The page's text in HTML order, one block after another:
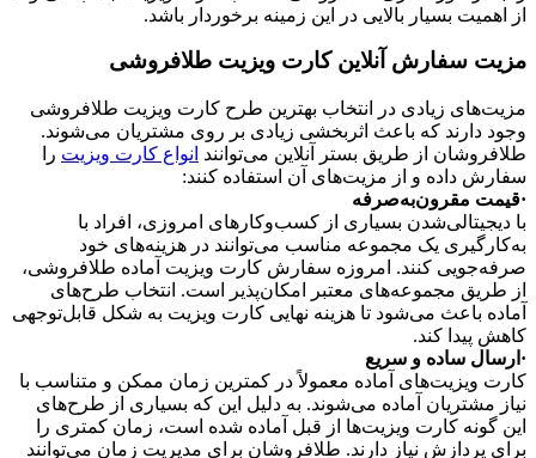
از اهمیت بسیار بالایی در این زمینه برخوردار باشد.
مزیت سفارش آنلاین کارت ویزیت طلافروشی
مزیت‌های زیادی در انتخاب بهترین طرح کارت ویزیت طلافروشی
وجود دارند که باعث اثربخشی زیادی بر روی مشتریان می‌شوند.
طلافروشان از طریق بستر آنلاین می‌توانند انواع کارت ویزیت را
سفارش داده و از مزیت‌های آن استفاده کنند:
·قیمت مقرون‌به‌صرفه
با دیجیتالی‌شدن بسیاری از کسب‌وکارهای امروزی، افراد با
به‌کارگیری یک مجموعه مناسب می‌توانند در هزینه‌های خود
صرفه‌جویی کنند. امروزه سفارش کارت ویزیت آماده طلافروشی،
از طریق مجموعه‌های معتبر امکان‌پذیر است. انتخاب طرح‌های
آماده باعث می‌شود تا هزینه نهایی کارت ویزیت به شکل قابل‌توجهی
کاهش پیدا کند.
·ارسال ساده و سریع
کارت ویزیت‌های آماده معمولاً در کمترین زمان ممکن و متناسب با
نیاز مشتریان آماده می‌شوند. به دلیل این که بسیاری از طرح‌های
این گونه کارت ویزیت‌ها از قبل آماده شده است، زمان کمتری را
برای پردازش نیاز دارند. طلافروشان برای مدیریت زمان می‌توانند